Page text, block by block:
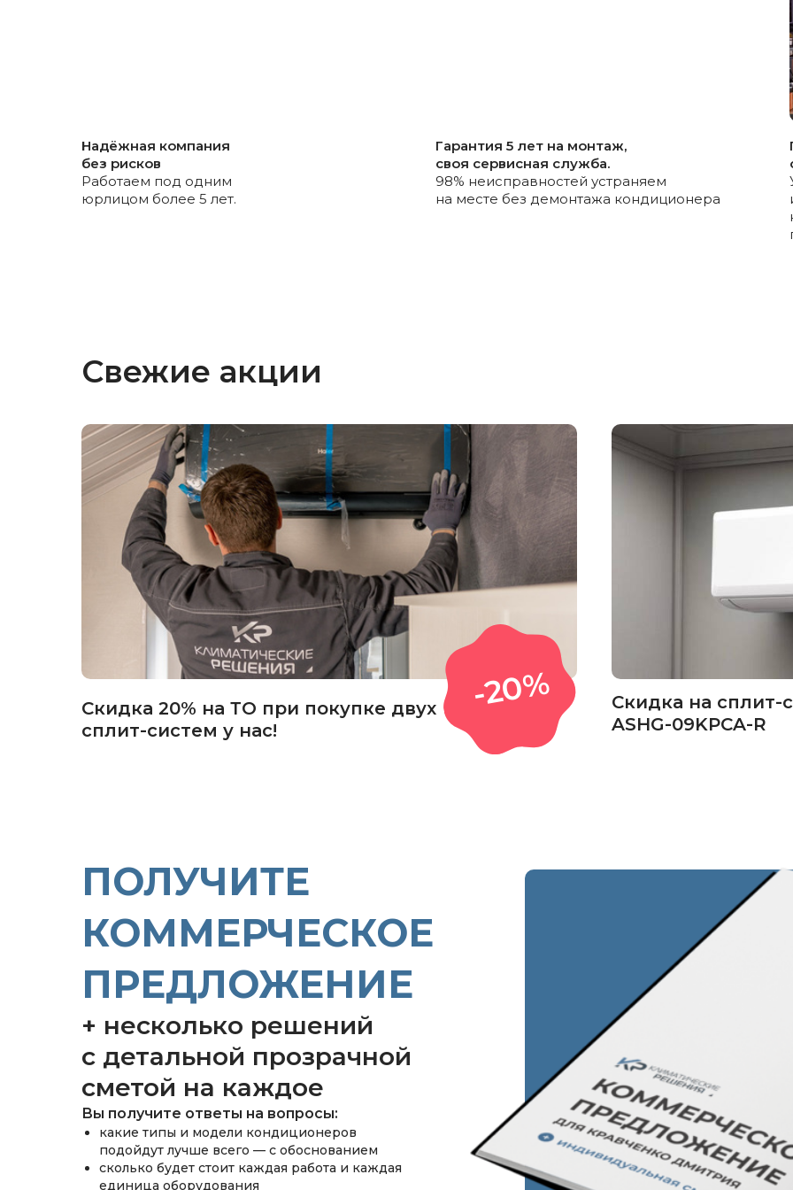
Надёжная компания
без рисков
Работаем под одним
юрлицом более 5 лет.
Гарантия 5 лет на монтаж,
своя сервисная служба.
98% неисправностей устраняем
на месте без демонтажа кондиционера
Свежие акции
Скидка на сплит-
ASHG-09KPCA-R
Скидка 20% на ТО при покупке двух
сплит-систем у нас!
-20%
ПОЛУЧИТЕ
КОММЕРЧЕСКОЕ
ПРЕДЛОЖЕНИЕ
+ несколько решений
с детальной прозрачной
сметой на каждое
Вы получите ответы на вопросы:
какие типы и модели кондиционеров
подойдут лучше всего — с обоснованием
сколько будет стоит каждая работа и каждая
единица оборудования
+7
даю